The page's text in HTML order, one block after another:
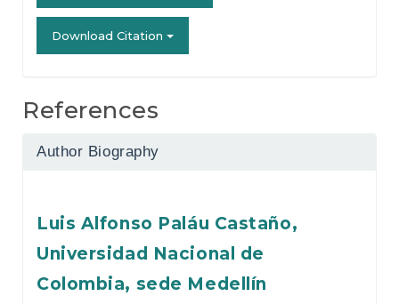
Download Citation
References
Author Biography
Luis Alfonso Paláu Castaño,
Universidad Nacional de
Colombia, sede Medellín